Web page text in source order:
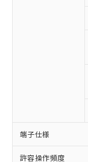
端子仕様
許容操作頻度
ご
以下の
ご利用
本
商
(
当
対応予
有に対
対応予
非含有
定はあ
調査・
非含有
非該当品
害物質
仕入先様
※1 中
「○」：
基準値以
「×」：